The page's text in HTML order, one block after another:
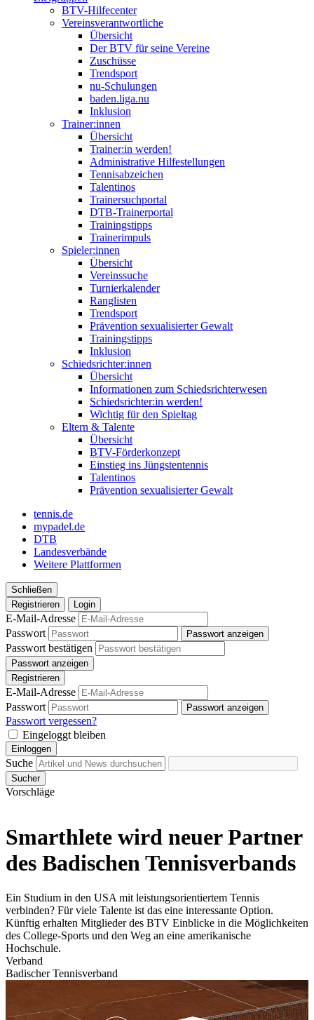
BTV-Hilfecenter
Vereinsverantwortliche
Übersicht
Der BTV für seine Vereine
Zuschüsse
Trendsport
nu-Schulungen
baden.liga.nu
Inklusion
Trainer:innen
Übersicht
Trainer:in werden!
Administrative Hilfestellungen
Tennisabzeichen
Talentinos
Trainersuchportal
DTB-Trainerportal
Trainingstipps
Trainerimpuls
Spieler:innen
Übersicht
Vereinssuche
Turnierkalender
Ranglisten
Trendsport
Prävention sexualisierter Gewalt
Trainingstipps
Inklusion
Schiedsrichter:innen
Übersicht
Informationen zum Schiedsrichterwesen
Schiedsrichter:in werden!
Wichtig für den Spieltag
Eltern & Talente
Übersicht
BTV-Förderkonzept
Einstieg ins Jüngstentennis
Talentinos
Prävention sexualisierter Gewalt
tennis.de
mypadel.de
DTB
Landesverbände
Weitere Plattformen
Schließen
Registrieren
Login
E-Mail-Adresse
Passwort
Passwort anzeigen
Passwort bestätigen
Passwort anzeigen
Registrieren
E-Mail-Adresse
Passwort
Passwort anzeigen
Passwort vergessen?
Eingeloggt bleiben
Einloggen
Suche
Sucher
Vorschläge
Smarthlete wird neuer Partner
des Badischen Tennisverbands
Ein Studium in den USA mit leistungsorientiertem Tennis
verbinden? Für viele Talente ist das eine interessante Option.
Künftig erhalten Mitglieder des BTV Einblicke in die Möglichkeiten
des College-Sports und den Weg an eine amerikanische
Hochschule.
Verband
Badischer Tennisverband